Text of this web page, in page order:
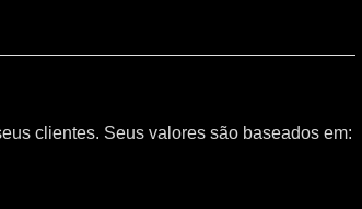
clientes. Seus valores são baseados em: